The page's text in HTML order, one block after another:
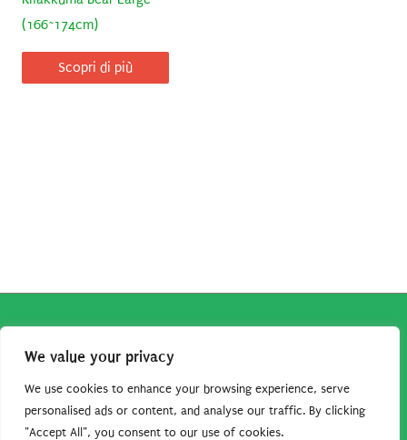
We value your privacy
We use cookies to enhance your browsing experience, serve
personalised ads or content, and analyse our traffic. By clicking
"Accept All", you consent to our use of cookies.
(166~174cm)
Scopri di più
associato Amazon percepisce dei ricavi da acquisti idonei.
Tutti i guadagni sono direttamente reinvestiti in questo sito
per continuare a condividere tutorial e risorse per gli amanti
dei cartoon. Grazie per il vostro sostegno!